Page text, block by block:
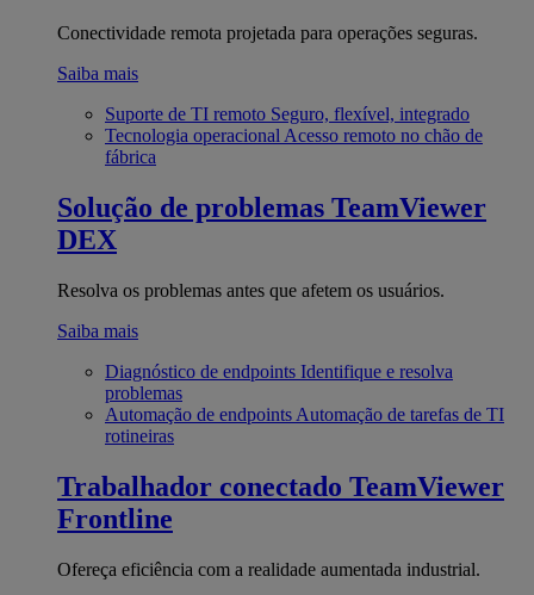
Conectividade remota projetada para operações seguras.
Saiba mais
Suporte de TI remoto Seguro, flexível, integrado
Tecnologia operacional Acesso remoto no chão de
fábrica
Solução de problemas TeamViewer
DEX
Resolva os problemas antes que afetem os usuários.
Saiba mais
Diagnóstico de endpoints Identifique e resolva
problemas
Automação de endpoints Automação de tarefas de TI
rotineiras
Trabalhador conectado TeamViewer
Frontline
Ofereça eficiência com a realidade aumentada industrial.